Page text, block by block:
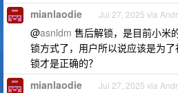
mianlaodie Jul 27, 2025 via
@asnldm 售后解锁，是目前小米
锁方式了，用户所以说应该是为
锁才是正确的？
mianlaodie Jul 27, 2025 via